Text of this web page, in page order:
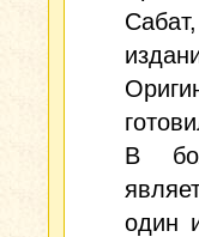
В
один